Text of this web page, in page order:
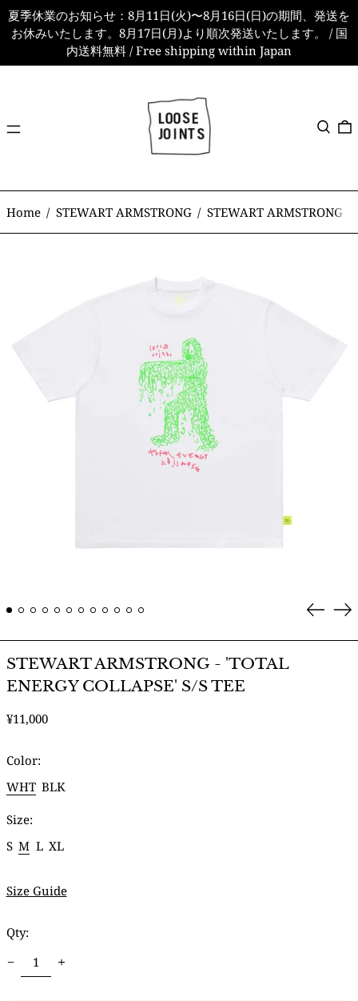
夏季休業のお知らせ：8月11日(火)〜8月16日(日)の期間、発送を
お休みいたします。8月17日(月)より順次発送いたします。 / 国
内送料無料 / Free shipping within Japan
メ
検索
Home / STEWART ARMSTRONG / STEWART ARMSTRONG -
Prev
STEWART ARMSTRONG - 'TOTAL
ENERGY COLLAPSE' S/S TEE
通
価
格
¥11,000
Color:
WHT BLK
Size:
S M L XL
Size Guide
Qty: